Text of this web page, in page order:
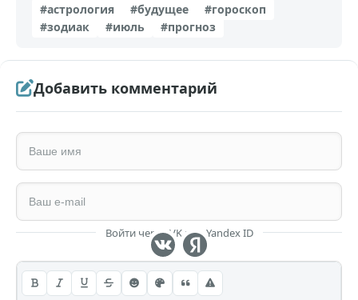
#астрология
#будущее
#гороскоп
#зодиак
#июль #прогноз
Добавить комментарий
Войти через VK или Yandex ID